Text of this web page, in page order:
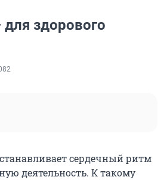
здорового
сердечный ритм
деятельность. К такому